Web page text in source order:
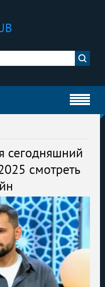
сегодняшний
смотреть